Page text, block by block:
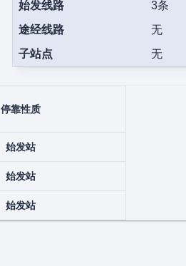
始发线路
3条
途经线路
无
子站点
无
停靠性质
始发站
始发站
始发站